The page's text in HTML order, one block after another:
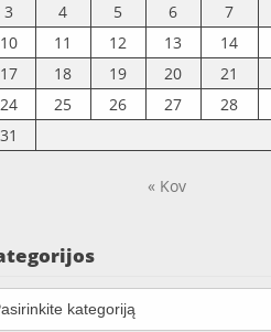
3
4 5 6 7
10
11 12 13 14
17
18 19 20 21
24
25 26 27 28
31
« Kov